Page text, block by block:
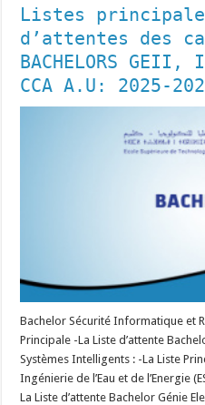
Listes
d’attentes des
BACHELORS
CCA A.U: 2025-
Bachelor Sécurité Informatique et
Principale -La Liste d’attente
Systèmes Intelligents : -La Liste
Ingénierie de l’Eau et de l’Energie
La Liste d’attente Bachelor Génie